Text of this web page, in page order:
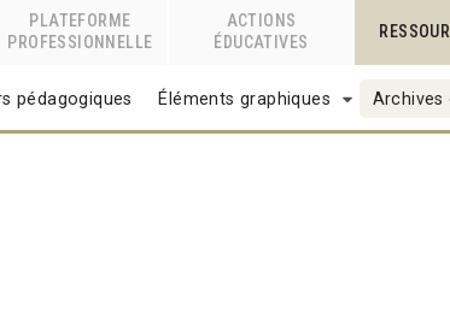
PLATEFORME
PROFESSIONNELLE
ACTIONS
ÉDUCATIVES
pédagogiques Éléments graphiques Archives